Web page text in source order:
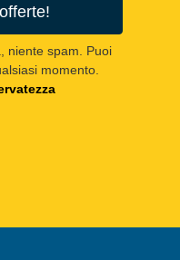
niente spam. Puoi
momento.